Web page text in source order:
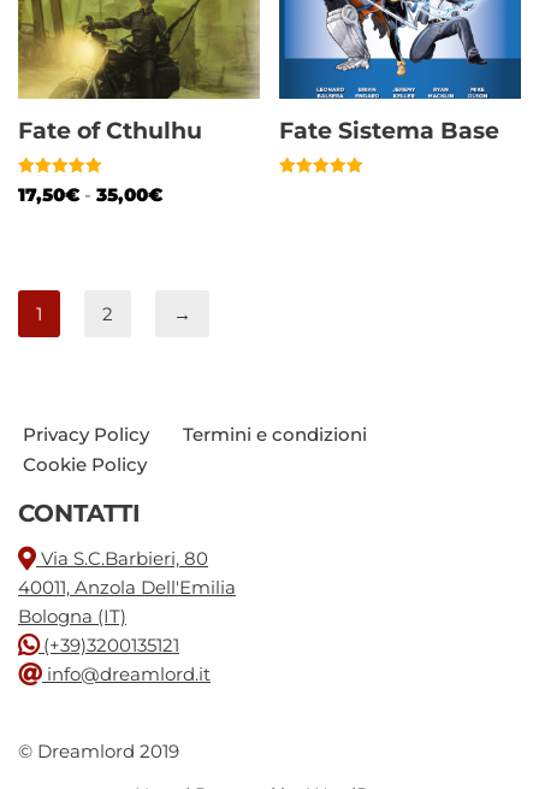
Fate of Cthulhu
Valutato
5.00
17,50€ - 35,00€
Fate Sistema Base
1 2 →
Privacy Policy
Termini e condizioni
Cookie Policy
CONTATTI
Via S.C.Barbieri, 80
40011, Anzola Dell'Emilia
Bologna (IT)
(+39)3200135121
info@dreamlord.it
© Dreamlord 2019